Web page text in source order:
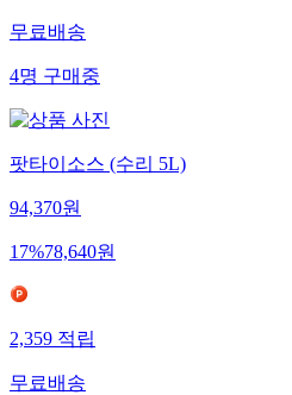
무료배송
4명 구매중
팟타이소스 (수리 5L)
94,370원
17%78,640원
2,359 적립
무료배송